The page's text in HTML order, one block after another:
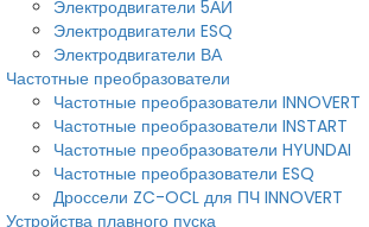
Электродвигатели 5АИ
Электродвигатели ESQ
Электродвигатели ВА
Частотные преобразователи
Частотные преобразователи INNOVERT
Частотные преобразователи INSTART
Частотные преобразователи HYUNDAI
Частотные преобразователи ESQ
Дроссели ZC-OCL для ПЧ INNOVERT
Устройства плавного пуска